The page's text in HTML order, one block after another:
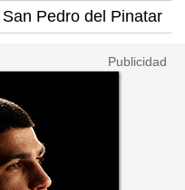
San Pedro del Pinatar